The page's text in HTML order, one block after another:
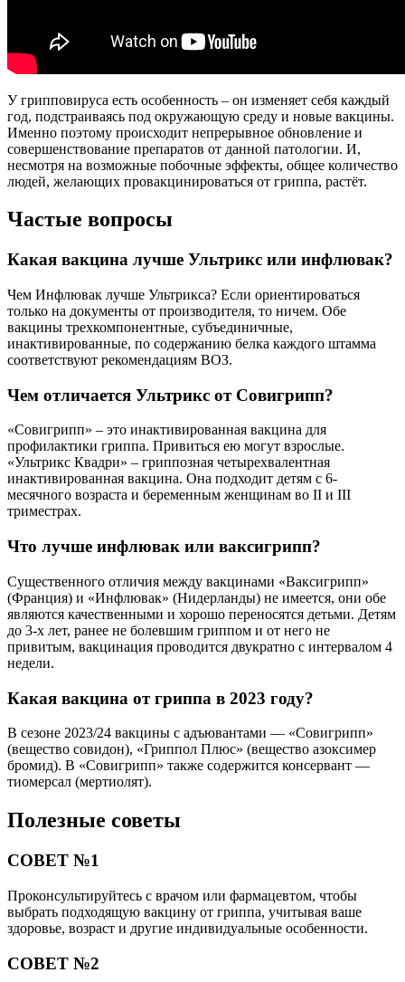
У грипповируса есть особенность – он изменяет себя каждый
год, подстраиваясь под окружающую среду и новые вакцины.
Именно поэтому происходит непрерывное обновление и
совершенствование препаратов от данной патологии. И,
несмотря на возможные побочные эффекты, общее количество
людей, желающих провакцинироваться от гриппа, растёт.
Частые вопросы
Какая вакцина лучше Ультрикс или инфлювак?
Чем Инфлювак лучше Ультрикса? Если ориентироваться
только на документы от производителя, то ничем. Обе
вакцины трехкомпонентные, субъединичные,
инактивированные, по содержанию белка каждого штамма
соответствуют рекомендациям ВОЗ.
Чем отличается Ультрикс от Совигрипп?
«Совигрипп» – это инактивированная вакцина для
профилактики гриппа. Привиться ею могут взрослые.
«Ультрикс Квадри» – гриппозная четырехвалентная
инактивированная вакцина. Она подходит детям с 6-
месячного возраста и беременным женщинам во II и III
триместрах.
Что лучше инфлювак или ваксигрипп?
Существенного отличия между вакцинами «Ваксигрипп»
(Франция) и «Инфлювак» (Нидерланды) не имеется, они обе
являются качественными и хорошо переносятся детьми. Детям
до 3-х лет, ранее не болевшим гриппом и от него не
привитым, вакцинация проводится двукратно с интервалом 4
недели.
Какая вакцина от гриппа в 2023 году?
В сезоне 2023/24 вакцины с адъювантами — «Совигрипп»
(вещество совидон), «Гриппол Плюс» (вещество азоксимер
бромид). В «Совигрипп» также содержится консервант —
тиомерсал (мертиолят).
Полезные советы
СОВЕТ №1
Проконсультируйтесь с врачом или фармацевтом, чтобы
выбрать подходящую вакцину от гриппа, учитывая ваше
здоровье, возраст и другие индивидуальные особенности.
СОВЕТ №2